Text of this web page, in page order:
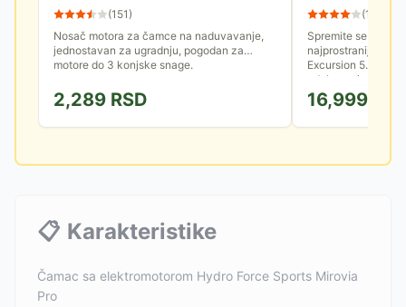
(151)
Nosač motora za čamce na naduvavanje,
jednostavan za ugradnju, pogodan za
motore do 3 konjske snage.
2,289 RSD
66325NP(12
Spremite se za
najprostraniji
Excursion 5.
udobnost i
16,999
📋 Karakteristike
Čamac sa elektromotorom Hydro Force Sports Mirovia
Pro